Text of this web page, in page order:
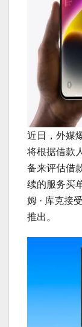
近日，外媒
将根据借款
备来评估借
续的服务买
姆 · 库克接
推出。